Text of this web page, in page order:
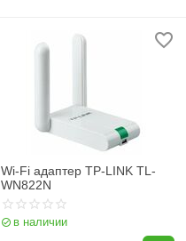
Wi-Fi адаптер TP-LINK TL-
WN822N
в наличии